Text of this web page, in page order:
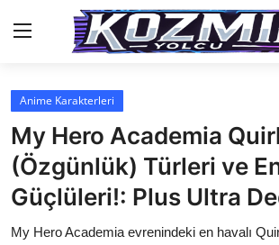
Anasayfa
Genel
İletişim
Anime Önerileri
Anime Karakterleri
My Hero Academia
(Özgünlük) Türleri ve
Güçlüleri!: Plus Ultra
My Hero Academia evrenindeki en havalı